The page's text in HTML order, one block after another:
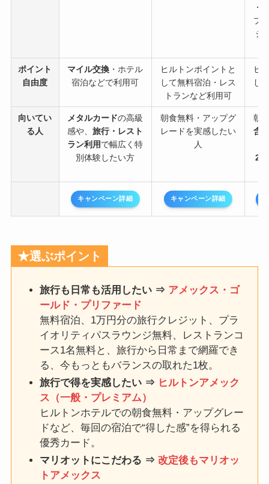
・
プ
ジ
ポイント
自由度
マイル交換 ・ホテル
宿泊などで利用可
ヒルトンポイントと
して無料宿泊・レス
トランなど利用可
ヒ
し
向いてい
る人
メタルカードの高級
感や、旅行・レスト
ラン利用で幅広く特
別体験したい方
朝食無料・アップグ
レードを実感したい
人
朝
含
2泊
キャンペーン詳細 キャンペーン詳細
★選ぶポイント
旅行も日常も活用したい ⇒ アメックス・ゴ
ールド・プリファード
無料宿泊、1万円分の旅行クレジット、プラ
イオリティパスラウンジ無料、レストランコ
ース1名無料と、旅行から日常まで網羅でき
る、今もっともバランスの取れた1枚。
旅行で得を実感したい ⇒ ヒルトンアメック
ス（一般・プレミアム）
ヒルトンホテルでの朝食無料・アップグレー
ドなど、毎回の宿泊で“得した感”を得られる
優秀カード。
マリオットにこだわる ⇒ 改定後もマリオッ
トアメックス